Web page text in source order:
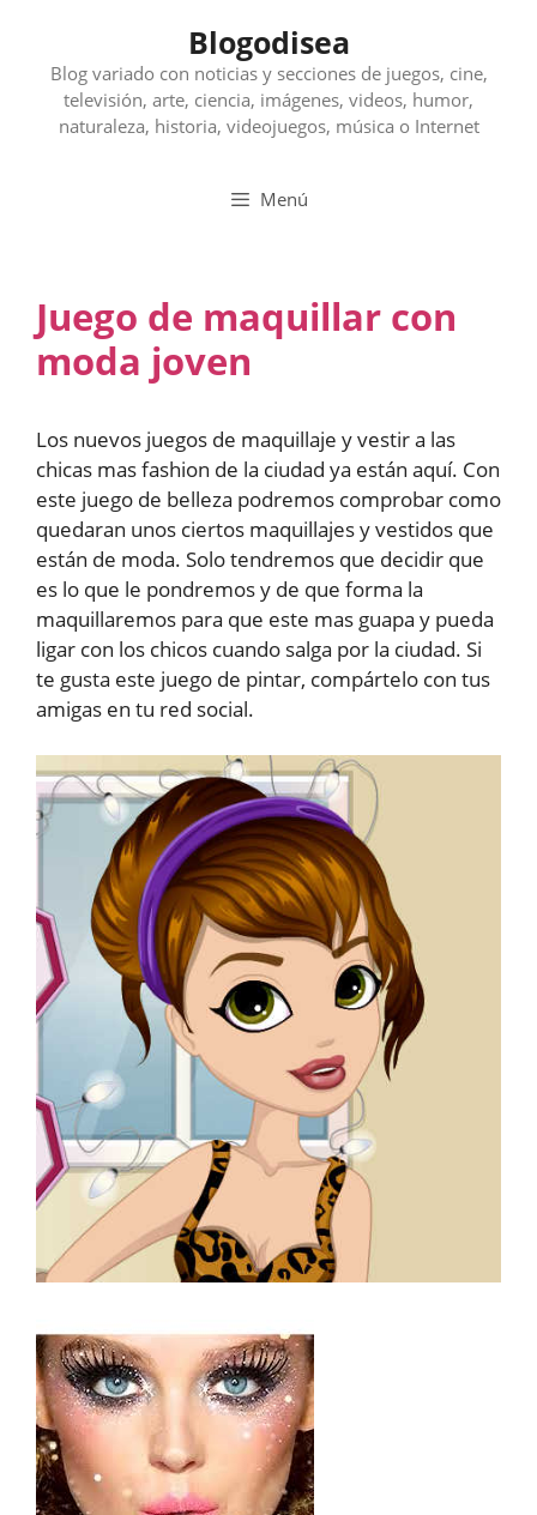
contenido
Blogodisea
Blog variado con noticias y secciones de juegos, cine,
televisión, arte, ciencia, imágenes, videos, humor,
naturaleza, historia, videojuegos, música o Internet
Menú
Juego de maquillar con
moda joven
Los nuevos juegos de maquillaje y vestir a las
chicas mas fashion de la ciudad ya están aquí. Con
este juego de belleza podremos comprobar como
quedaran unos ciertos maquillajes y vestidos que
están de moda. Solo tendremos que decidir que
es lo que le pondremos y de que forma la
maquillaremos para que este mas guapa y pueda
ligar con los chicos cuando salga por la ciudad. Si
te gusta este juego de pintar, compártelo con tus
amigas en tu red social.